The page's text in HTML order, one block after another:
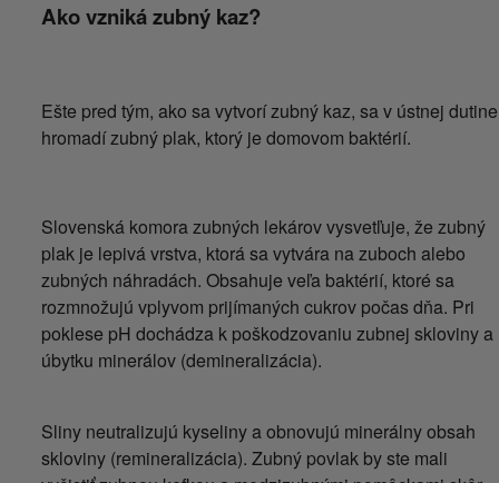
Ako vzniká zubný kaz?
Ešte pred tým, ako sa vytvorí zubný kaz, sa v ústnej dutine
hromadí zubný plak, ktorý je domovom baktérií.
Slovenská komora zubných lekárov vysvetľuje, že zubný
plak je lepivá vrstva, ktorá sa vytvára na zuboch alebo
zubných náhradách. Obsahuje veľa baktérií, ktoré sa
rozmnožujú vplyvom prijímaných cukrov počas dňa. Pri
poklese pH dochádza k poškodzovaniu zubnej skloviny a
úbytku minerálov (demineralizácia).
Sliny neutralizujú kyseliny a obnovujú minerálny obsah
skloviny (remineralizácia). Zubný povlak by ste mali